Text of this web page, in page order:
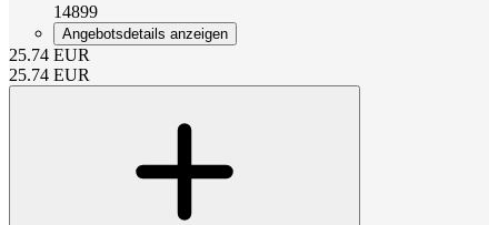
14899
Angebotsdetails anzeigen
25.74 EUR
25.74 EUR